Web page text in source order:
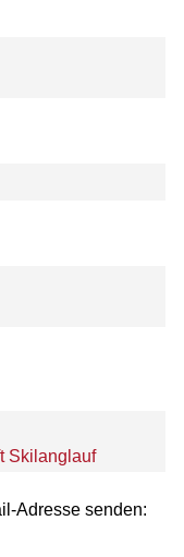
Skilanglauf
Adresse senden: